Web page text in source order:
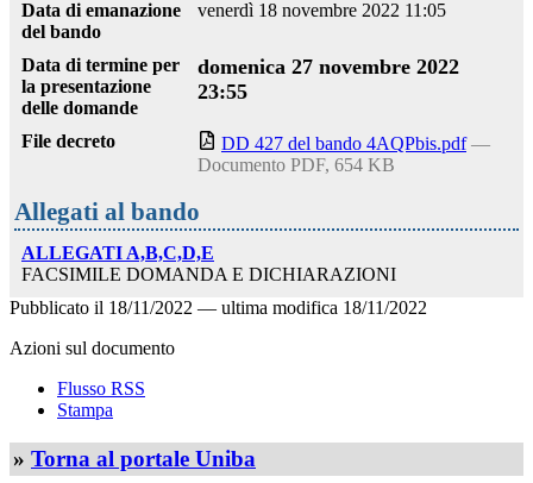
Data di emanazione
del bando
venerdì 18 novembre 2022 11:05
Data di termine per
la presentazione
delle domande
domenica 27 novembre 2022
23:55
File decreto DD 427 del bando 4AQPbis.pdf —
Documento PDF, 654 KB
Allegati al bando
ALLEGATI A,B,C,D,E
FACSIMILE DOMANDA E DICHIARAZIONI
Pubblicato il 18/11/2022 — ultima modifica 18/11/2022
Azioni sul documento
Flusso RSS
Stampa
» Torna al portale Uniba